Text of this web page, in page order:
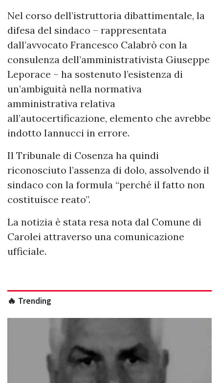
Nel corso dell’istruttoria dibattimentale, la
difesa del sindaco – rappresentata
dall’avvocato Francesco Calabrò con la
consulenza dell’amministrativista Giuseppe
Leporace – ha sostenuto l’esistenza di
un’ambiguità nella normativa
amministrativa relativa
all’autocertificazione, elemento che avrebbe
indotto Iannucci in errore.
Il Tribunale di Cosenza ha quindi
riconosciuto l’assenza di dolo, assolvendo il
sindaco con la formula “perché il fatto non
costituisce reato”.
La notizia è stata resa nota dal Comune di
Carolei attraverso una comunicazione
ufficiale.
🔥 Trending